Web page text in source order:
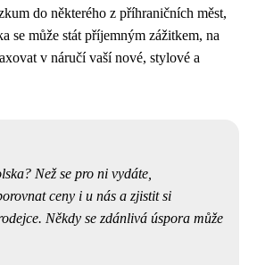
do některého z příhraničních měst,
se může stát příjemným zážitkem, na
v náručí vaší nové, stylové a
Než se pro ni vydáte,
ceny i u nás a zjistit si
Někdy se zdánlivá úspora může